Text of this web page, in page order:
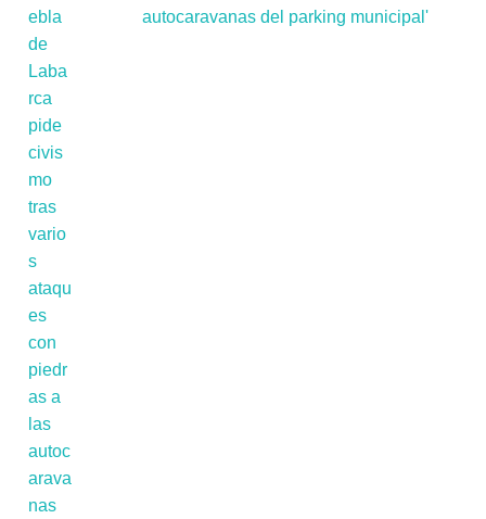
autocaravanas del parking municipal'